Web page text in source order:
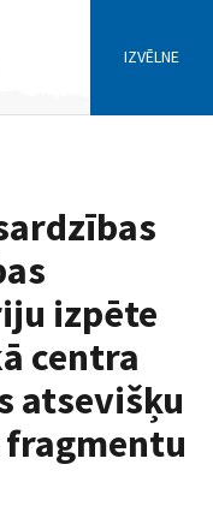
IZVĒLNE
izpēte
centra
atsevišķu